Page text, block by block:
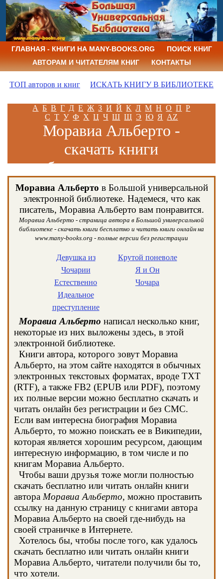
ГЛАВНАЯ - КНИГИ НА MANY-BOOKS.ORG
ПОИСК КНИГ
АВТОРАМ И ЧИТАТЕЛЯМ КНИГ
КОНТАКТЫ
ТОП авторов и книг ИСКАТЬ КНИГУ В БИБЛИОТЕКЕ
А Б В Г Д Е Ж З И Й К Л М Н О П Р
С Т У Ф Х Ц Ч Ш Щ Э Ю Я AZ
Моравиа Альберто -
скачать книги
бесплатно и читать
книги онлайн
Моравиа Альберто в Большой универсальной
электронной библиотеке. Надемеся, что как
писатель, Моравиа Альберто вам понравится.
Моравиа Альберто - страница автора в Большой универсальной
библиотеке - скачать книги бесплатно и читать книги онлайн на
www.many-books.org - полные версии без регистрации
Девушка из
Чочарии
Естественно
Идеальное
преступление
Крутой поневоле
Я и Он
Чочара
Моравиа Альберто написал несколько книг,
некоторые из них выложены здесь, в этой
электронной библиотеке.
Книги автора, которого зовут Моравиа
Альберто, на этом сайте находятся в обычных
электронных текстовых форматах, вроде TXT
(RTF), а также FB2 (EPUB или PDF), поэтому
их полные версии можно бесплатно скачать и
читать онлайн без регистрации и без СМС.
Если вам интересна биография Моравиа
Альберто, то можно поискать ее в Википедии,
которая является хорошим ресурсом, дающим
интересную информацию, в том числе и по
книгам Моравиа Альберто.
Чтобы ваши друзья тоже могли полностью
скачать бесплатно или читать онлайн книги
автора Моравиа Альберто, можно проставить
ссылку на данную страницу с книгами автора
Моравиа Альберто на своей где-нибудь на
своей страничке в Интернете.
Хотелось бы, чтобы после того, как удалось
скачать бесплатно или читать онлайн книги
Моравиа Альберто, читатели получили бы то,
что хотели.